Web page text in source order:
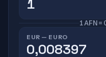
1 AFN =
EUR — EURO